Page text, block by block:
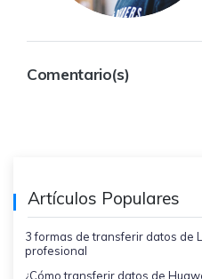
Comentario(s)
Artículos Populares
3 formas de transferir datos de
profesional
¿Cómo transferir datos de